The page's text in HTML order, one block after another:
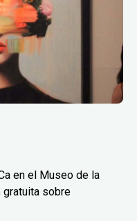
en el Museo de la
gratuita sobre